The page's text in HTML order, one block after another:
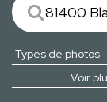
Voir